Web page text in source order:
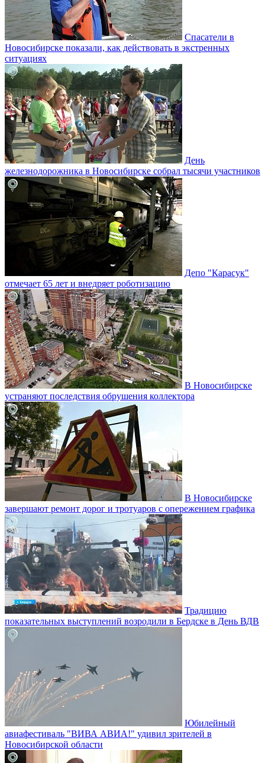
Спасатели в
Новосибирске показали, как действовать в экстренных
ситуациях
День
железнодорожника в Новосибирске собрал тысячи участников
Депо "Карасук"
отмечает 65 лет и внедряет роботизацию
В Новосибирске
устраняют последствия обрушения коллектора
В Новосибирске
завершают ремонт дорог и тротуаров с опережением графика
Традицию
показательных выступлений возродили в Бердске в День ВДВ
Юбилейный
авиафестиваль "ВИВА АВИА!" удивил зрителей в
Новосибирской области